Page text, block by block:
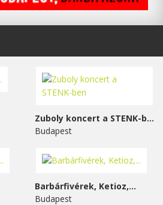
Zuboly koncert a STENK-ben
Budapest
Barbárfivérek, Ketioz,...
Budapest